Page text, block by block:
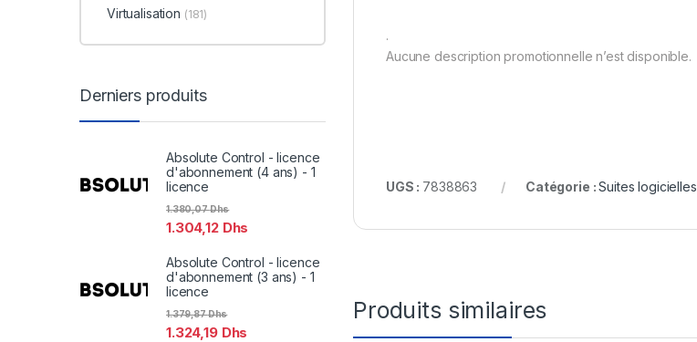
.
Aucune description promotionnelle n’est disponible.
UGS : 7838863 Catégorie :Suites logicielles
Produits similaires
Virtualisation (181)
Derniers produits
Absolute Control - licence
d'abonnement (4 ans) - 1
licence
1.304,12 Dhs
1.380,07Dhs
Absolute Control - licence
d'abonnement (3 ans) - 1
licence
1.324,19 Dhs
1.379,87Dhs